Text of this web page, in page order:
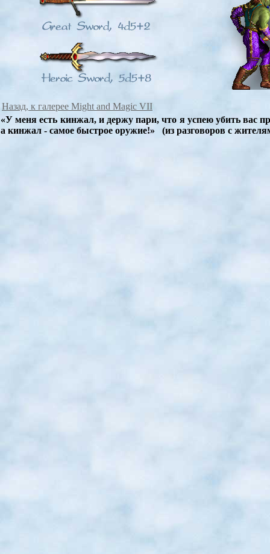
Назад, к галерее Might and Magic VII
«У меня есть кинжал, и держу пари, что я успею убить вас
а кинжал - самое быстрое оружие!» (из разговоров с